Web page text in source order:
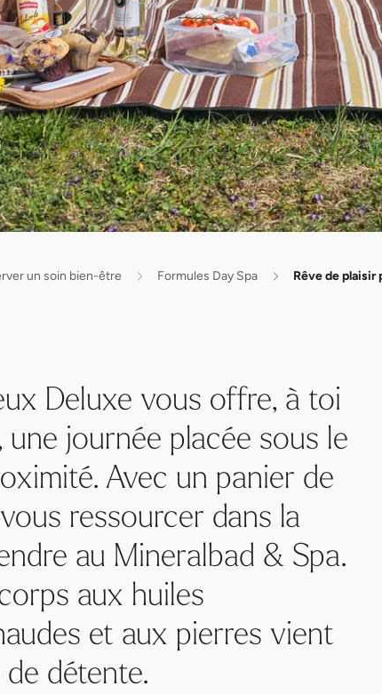
un soin bien-être Formules Day Spa Rêve de plaisir
Deluxe vous offre, à toi
journée placée sous le
Avec un panier de
ressourcer dans la
au Mineralbad & Spa.
aux huiles
et aux pierres vient
détente.